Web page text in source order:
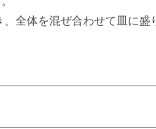
全体を混ぜ合わせて皿に盛